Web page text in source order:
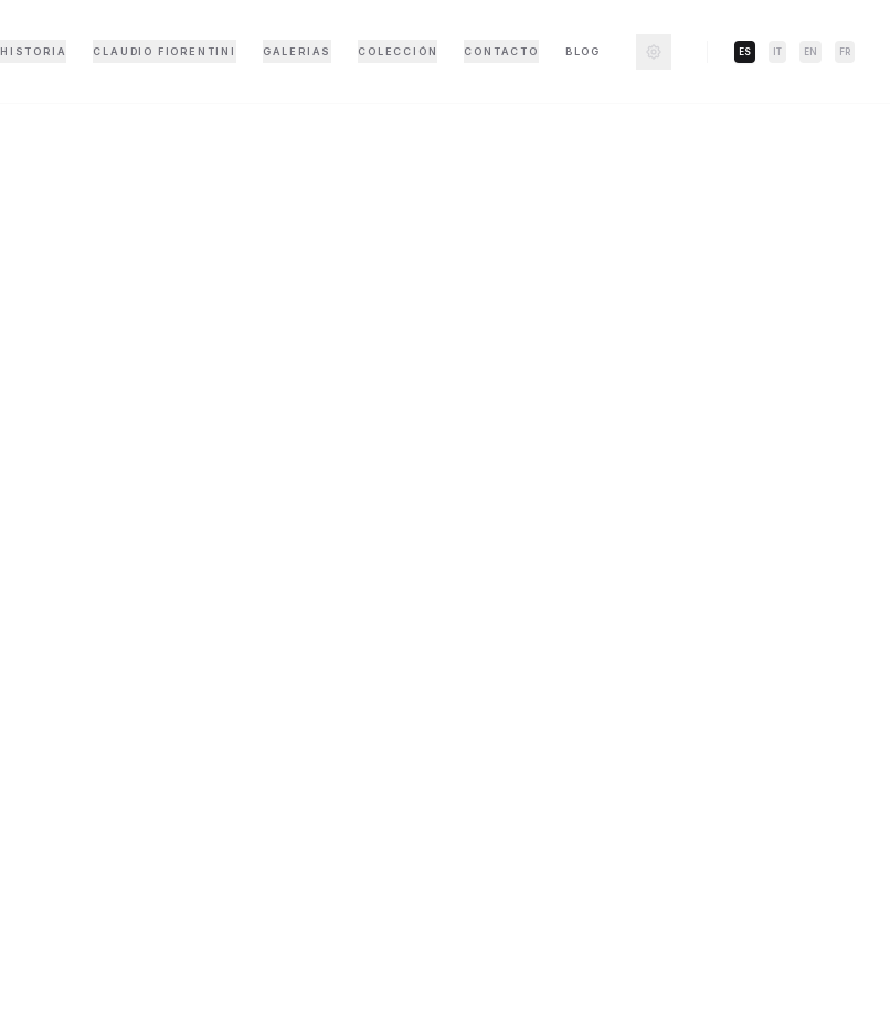
HISTORIA CLAUDIO FIORENTINI GALERIAS COLECCIÓN CONTACTO BLOG ES IT EN FR